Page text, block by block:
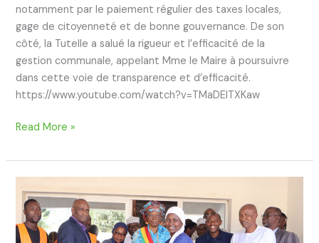
notamment par le paiement régulier des taxes locales,
gage de citoyenneté et de bonne gouvernance. De son
côté, la Tutelle a salué la rigueur et l’efficacité de la
gestion communale, appelant Mme le Maire à poursuivre
dans cette voie de transparence et d’efficacité.
https://www.youtube.com/watch?v=TMaDElTXKaw
Read More »
Mairie
de
la